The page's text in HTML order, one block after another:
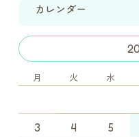
カレンダー
月 火 水
3 4 5